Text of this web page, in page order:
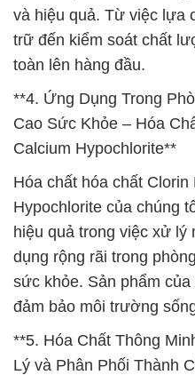
và hiệu quả. Từ việc lựa
trữ đến kiểm soát chất
toàn lên hàng đầu.
**4. Ứng Dụng Trong
Cao Sức Khỏe – Hóa
Calcium Hypochlorite**
Hóa chất hóa chất
Hypochlorite của chúng
hiệu quả trong việc xử
dụng rộng rãi trong
sức khỏe. Sản phẩm
đảm bảo môi trường
**5. Hóa Chất Thông
Lý và Phân Phối Thành